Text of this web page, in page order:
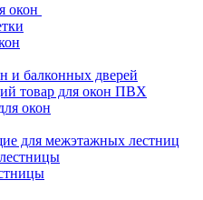
окон
и балконных дверей
товар для окон ПВХ
окон
для межэтажных лестниц